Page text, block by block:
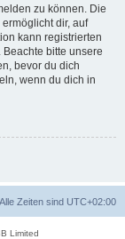
zu können. Die
dir, auf
kann registrierten
bitte unsere
bevor du dich
wenn du dich in
Alle Zeiten sind UTC+02:00
Limited